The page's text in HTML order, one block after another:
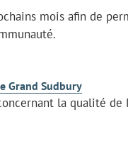
mois afin de
Grand Sudbury
la qualité de